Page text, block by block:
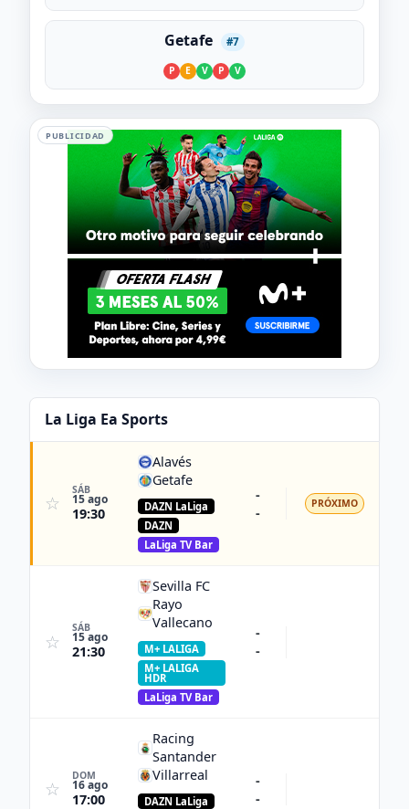
Getafe #7
P E V P V
PUBLICIDAD
La Liga Ea Sports
☆
SÁB
15 ago
19:30
Alavés
Getafe
DAZN LaLiga
DAZN
LaLiga TV Bar
-
-
PRÓXIMO
☆
SÁB
15 ago
21:30
Sevilla FC
Rayo
Vallecano
M+ LALIGA
M+ LALIGA
HDR
LaLiga TV Bar
-
-
☆
DOM
16 ago
17:00
Racing
Santander
Villarreal
DAZN LaLiga
-
-